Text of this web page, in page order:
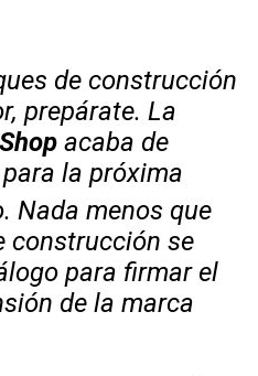
de construcción
prepárate. La
acaba de
la próxima
. Nada menos que
construcción se
para firmar el
de la marca